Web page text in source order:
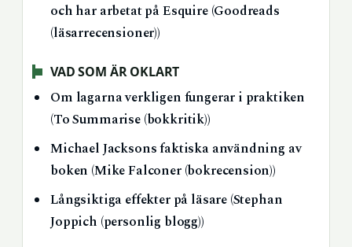
och har arbetat på Esquire (Goodreads
(läsarrecensioner))
VAD SOM ÄR OKLART
Om lagarna verkligen fungerar i praktiken
(To Summarise (bokkritik))
Michael Jacksons faktiska användning av
boken (Mike Falconer (bokrecension))
Långsiktiga effekter på läsare (Stephan
Joppich (personlig blogg))